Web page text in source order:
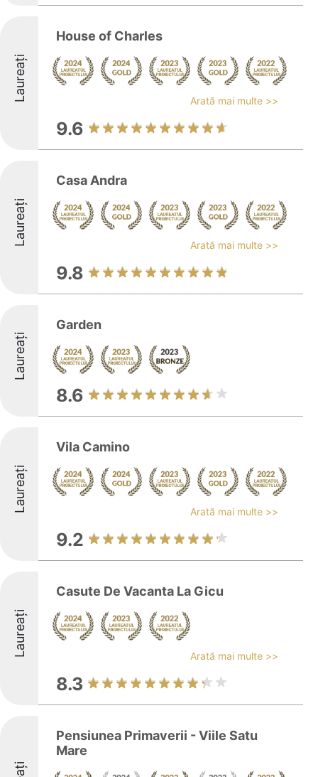
Laureați
House of Charles
Arată mai multe >>
9.6
Laureați
Casa Andra
Arată mai multe >>
9.8
Laureați
Garden
8.6
Laureați
Vila Camino
Arată mai multe >>
9.2
Laureați
Casute De Vacanta La Gicu
Arată mai multe >>
8.3
Pensiunea Primaverii - Viile Satu
Mare